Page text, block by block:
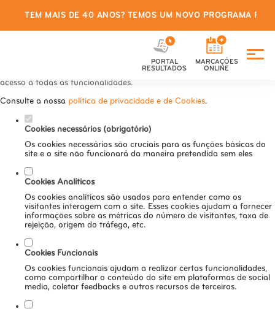
Defina as suas preferências de
cookies para este website.
Este website utiliza cookies estritamente necessários, analíticos e
acesso a todas as funcionalidades.
Consulte a nossa política de privacidade e de Cookies.
Cookies necessários (obrigatório)
Os cookies necessários são cruciais para as funções básicas do
site e o site não funcionará da maneira pretendida sem eles
Cookies Analíticos
Os cookies analíticos são usados para entender como os
visitantes interagem com o site. Esses cookies ajudam a fornecer
informações sobre as métricas do número de visitantes, taxa de
rejeição, origem do tráfego, etc.
Cookies Funcionais
Os cookies funcionais ajudam a realizar certas funcionalidades,
como compartilhar o conteúdo do site em plataformas de social
media, coletar feedbacks e outros recursos de terceiros.
TEM MAIS DE 40 ANOS? TEMOS UM NOVO PROGRAMA
PORTAL
RESULTADOS
MARCAÇÕES
ONLINE